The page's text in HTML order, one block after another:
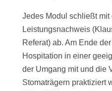
Jedes Modul schließt mit
Leistungsnachweis
Referat) ab. Am Ende
Hospitation in einer
der Umgang mit und die
Stomaträgern praktiziert